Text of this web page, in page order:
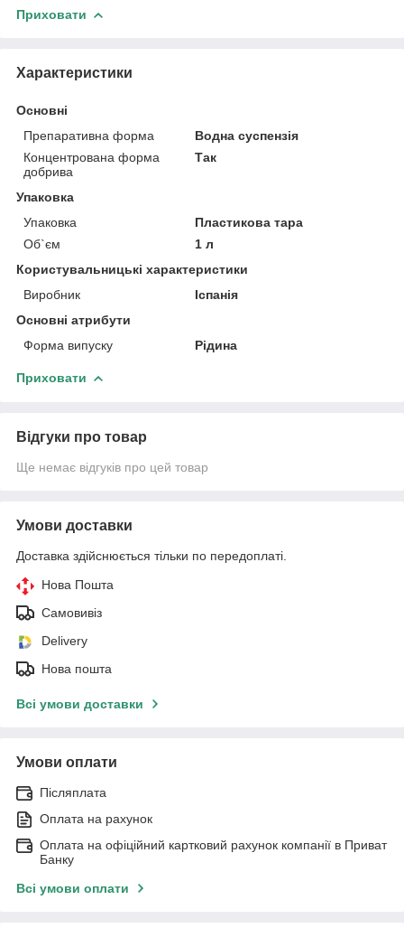
Приховати
Характеристики
Основні
Препаративна форма
Водна суспензія
Концентрована форма
добрива
Так
Упаковка
Упаковка
Пластикова тара
Об`єм
1 л
Користувальницькі характеристики
Виробник
Іспанія
Основні атрибути
Форма випуску
Рідина
Приховати
Відгуки про товар
Ще немає відгуків про цей товар
Умови доставки
Доставка здійснюється тільки по передоплаті.
Нова Пошта
Самовивіз
Delivery
Нова пошта
Всі умови доставки
Умови оплати
Післяплата
Оплата на рахунок
Оплата на офіційний картковий рахунок компанії в Приват
Банку
Всі умови оплати